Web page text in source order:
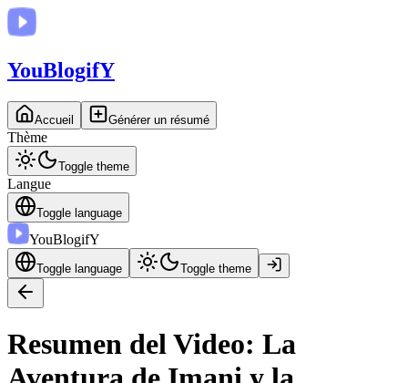
YouBlogifY
Accueil Générer un résumé
Thème
Toggle theme
Langue
Toggle language
YouBlogifY
Toggle language Toggle theme
Resumen del Video: La